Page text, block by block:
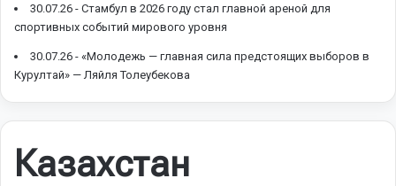
Казахстан
30.07.26 - Стамбул в 2026 году стал главной ареной для
спортивных событий мирового уровня
30.07.26 - «Молодежь — главная сила предстоящих выборов в
Курултай» — Ляйля Толеубекова